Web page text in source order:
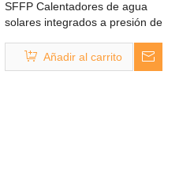
SFFP Calentadores de agua
solares integrados a presión de
Añadir al carrito